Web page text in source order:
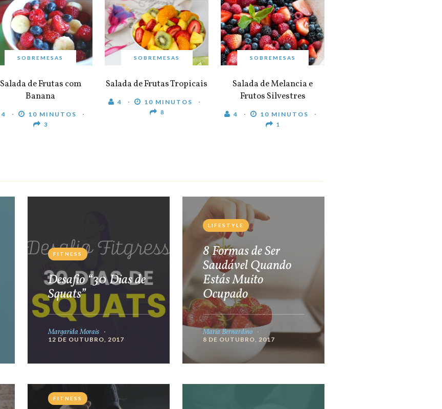
SOBREMESAS
Salada de Frutas com
Banana
4 10 MINUTOS
3
SOBREMESAS
Salada de Frutas Tropicais
4 10 MINUTOS
8
SOBREMESAS
Salada de Melancia e
Frutos Silvestres
4 10 MINUTOS
1
FITNESS
Desafio “30 Dias de
Squats”
Margarida Morais
12 DE OUTUBRO, 2017
LIFESTYLE
8 Formas de Ser
Saudável Quando
Estás Muito
Ocupado
Maria Bernardino
8 DE OUTUBRO, 2017
FITNESS